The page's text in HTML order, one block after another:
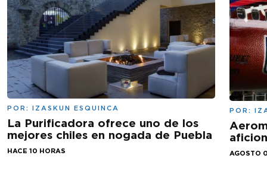
POR: IZASKUN ESQUINCA
La Purificadora ofrece uno de los
mejores chiles en nogada de Puebla
HACE 10 HORAS
POR:
AGOSTO